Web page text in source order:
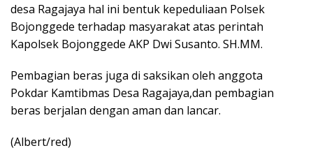
desa Ragajaya hal ini bentuk kepeduliaan Polsek
Bojonggede terhadap masyarakat atas perintah
Kapolsek Bojonggede AKP Dwi Susanto. SH.MM.
Pembagian beras juga di saksikan oleh anggota
Pokdar Kamtibmas Desa Ragajaya,dan pembagian
beras berjalan dengan aman dan lancar.
(Albert/red)